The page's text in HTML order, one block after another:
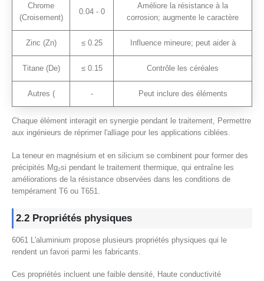
Chrome
(Croisement)
0.04 - 0
Améliore la résistance à la
corrosion; augmente le caractère
Zinc (Zn) ≤ 0.25 Influence mineure; peut aider à
Titane (De) ≤ 0.15 Contrôle les céréales
Autres ( - Peut inclure des éléments
Chaque élément interagit en synergie pendant le traitement, Permettre
aux ingénieurs de réprimer l'alliage pour les applications ciblées.
La teneur en magnésium et en silicium se combinent pour former des
précipités Mg₂si pendant le traitement thermique, qui entraîne les
améliorations de la résistance observées dans les conditions de
tempérament T6 ou T651.
2.2 Propriétés physiques
6061 L'aluminium propose plusieurs propriétés physiques qui le
rendent un favori parmi les fabricants.
Ces propriétés incluent une faible densité, Haute conductivité